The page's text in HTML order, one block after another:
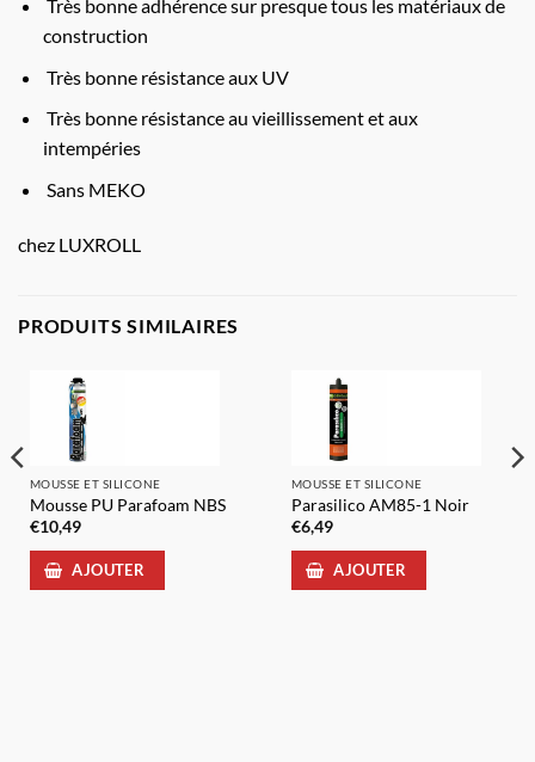
Très bonne adhérence sur presque tous les matériaux de
construction
Très bonne résistance aux UV
Très bonne résistance au vieillissement et aux
intempéries
Sans MEKO
chez LUXROLL
PRODUITS SIMILAIRES
MOUSSE ET SILICONE
Mousse PU Parafoam NBS
€10,49
AJOUTER
MOUSSE ET SILICONE
Parasilico AM85-1 Noir
€6,49
AJOUTER